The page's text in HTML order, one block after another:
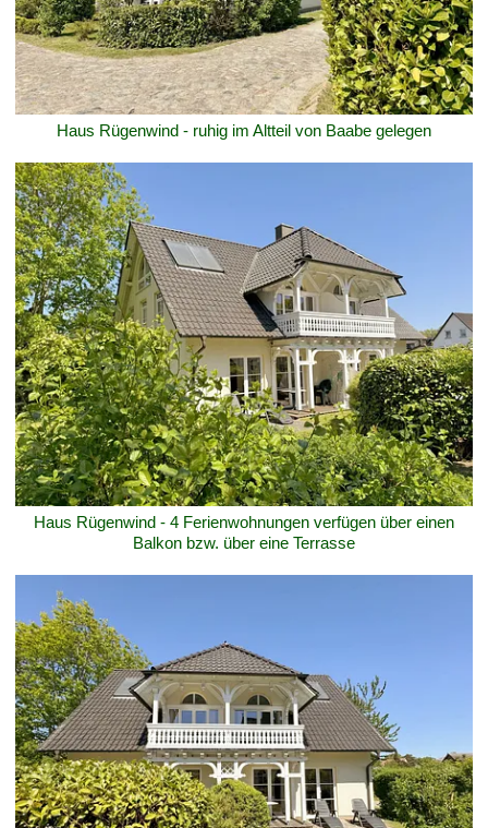
Haus Rügenwind - ruhig im Altteil von Baabe gelegen
Haus Rügenwind - 4 Ferienwohnungen verfügen über einen
Balkon bzw. über eine Terrasse